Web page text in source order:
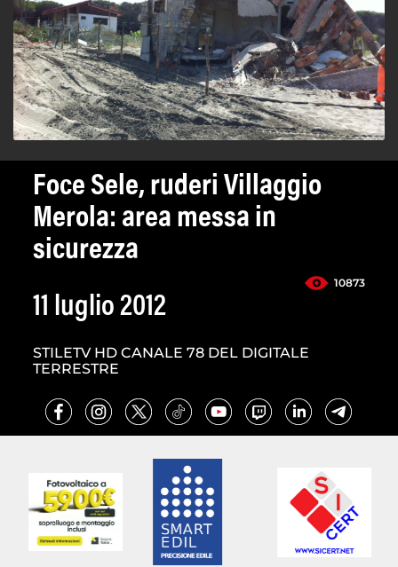
Foce Sele, ruderi Villaggio
Merola: area messa in
sicurezza
10873
11 luglio 2012
STILETV HD CANALE 78 DEL DIGITALE
TERRESTRE